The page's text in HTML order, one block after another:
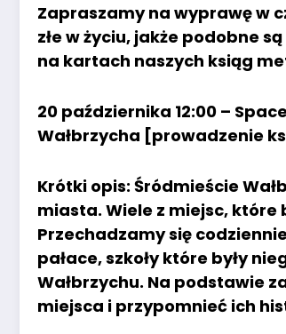
Zapraszamy na wyprawę w
złe w życiu, jakże podobne
na kartach naszych ksiąg
20 października 12:00 –
Wałbrzycha [prowadzenie
Krótki opis: Śródmieście
miasta. Wiele z miejsc, które
Przechadzamy się
pałace, szkoły które były
Wałbrzychu. Na podstawie
miejsca i przypomnieć ich